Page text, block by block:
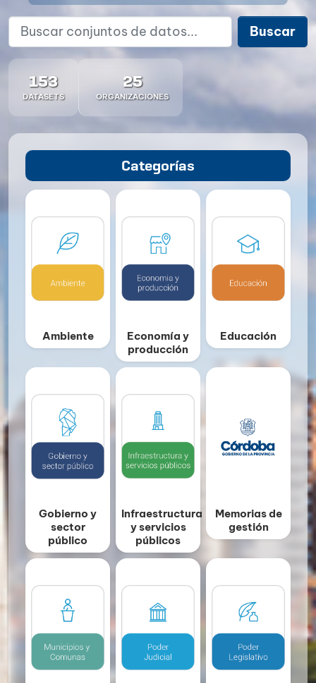
Buscar
153
DATASETS
25
ORGANIZACIONES
Categorías
Ambiente
Economía y
producción
Educación
Gobierno y
sector
público
Infraestructura
y servicios
públicos
Memorias de
gestión